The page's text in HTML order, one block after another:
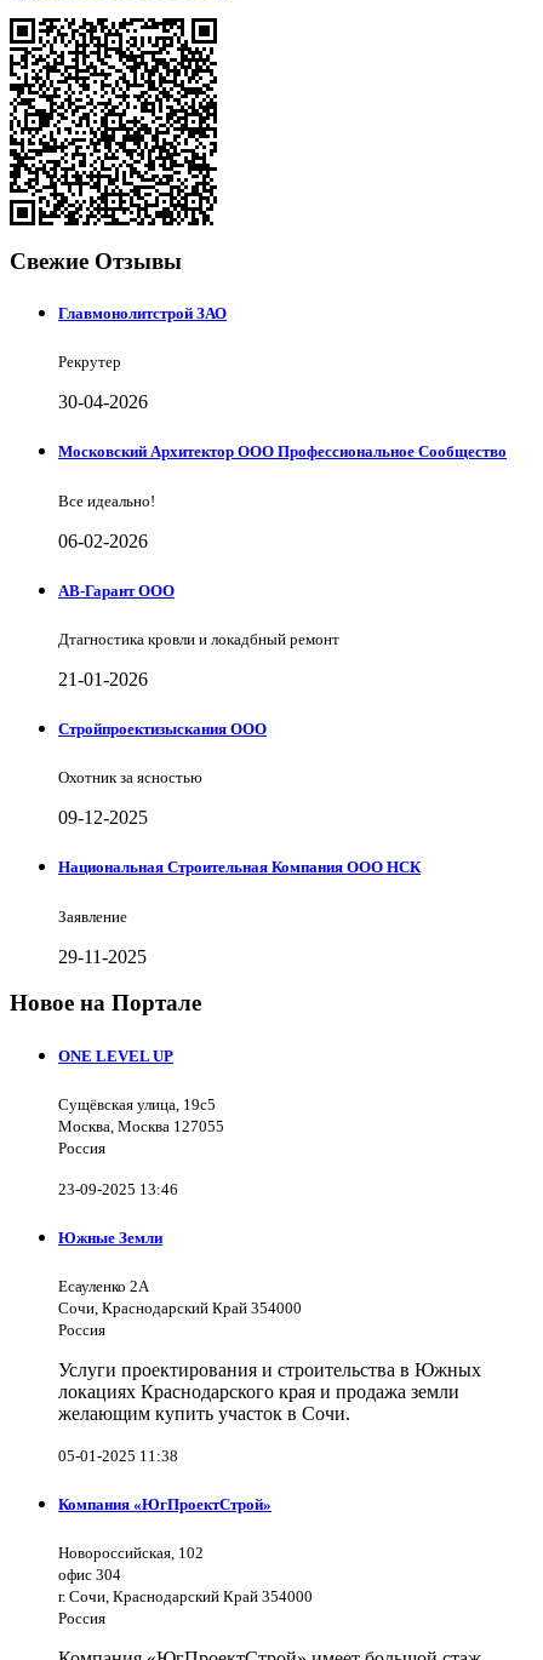
Свежие Отзывы
Главмонолитстрой ЗАО
Рекрутер
30-04-2026
Московский Архитектор ООО Профессиональное Сообщество
Все идеально!
06-02-2026
АВ-Гарант ООО
Дтагностика кровли и локадбный ремонт
21-01-2026
Стройпроектизыскания ООО
Охотник за ясностью
09-12-2025
Национальная Строительная Компания ООО НСК
Заявление
29-11-2025
Новое на Портале
ONE LEVEL UP
Сущёвская улица, 19с5
Москва, Москва 127055
Россия
23-09-2025 13:46
Южные Земли
Есауленко 2А
Сочи, Краснодарский Край 354000
Россия
Услуги проектирования и строительства в Южных
локациях Краснодарского края и продажа земли
желающим купить участок в Сочи.
05-01-2025 11:38
Компания «ЮгПроектСтрой»
Новороссийская, 102
офис 304
г. Сочи, Краснодарский Край 354000
Россия